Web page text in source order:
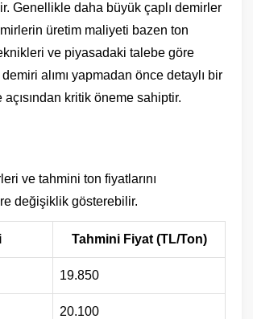
Genellikle daha büyük çaplı demirler
üretim maliyeti bazen ton
ve piyasadaki talebe göre
alımı yapmadan önce detaylı bir
kritik öneme sahiptir.
ve tahmini ton fiyatlarını
değişiklik gösterebilir.
Tahmini Fiyat (TL/Ton)
19.850
20.100